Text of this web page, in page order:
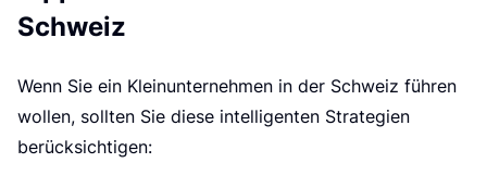
Schweiz
Wenn Sie ein Kleinunternehmen in der Schweiz führen
wollen, sollten Sie diese intelligenten Strategien
berücksichtigen: